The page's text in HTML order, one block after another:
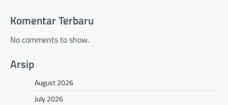
Komentar Terbaru
No comments to show.
Arsip
August 2026
July 2026